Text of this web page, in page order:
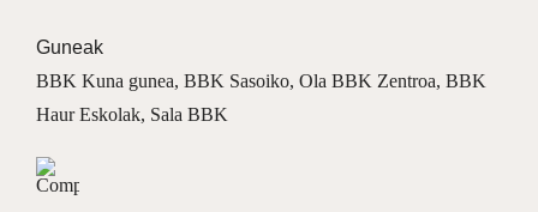
Guneak
BBK Kuna gunea, BBK Sasoiko, Ola BBK Zentroa, BBK
Haur Eskolak, Sala BBK